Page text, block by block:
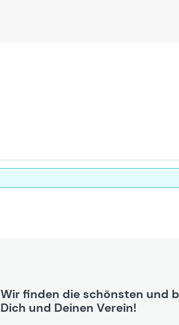
Wir finden die schönsten und
Dich und Deinen Verein!